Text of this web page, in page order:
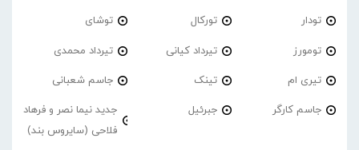
تودار تورکال توشای
تومورز تیرداد کیانی تیرداد محمدی
تیری ام تینک جاسم شعبانی
جاسم کارگر جبرئیل
جدید نیما نصر و فرهاد
فلاحی (سایروس بند)